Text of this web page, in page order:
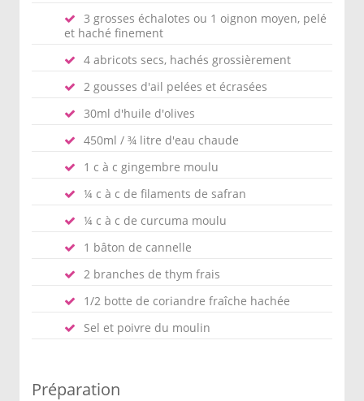
3 grosses échalotes ou 1 oignon moyen, pelé
et haché finement
4 abricots secs, hachés grossièrement
2 gousses d'ail pelées et écrasées
30ml d'huile d'olives
450ml / ¾ litre d'eau chaude
1 c à c gingembre moulu
¼ c à c de filaments de safran
¼ c à c de curcuma moulu
1 bâton de cannelle
2 branches de thym frais
1/2 botte de coriandre fraîche hachée
Sel et poivre du moulin
Préparation